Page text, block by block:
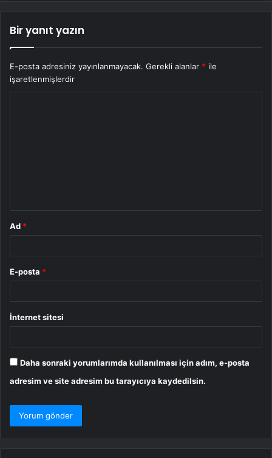
Bir yanıt yazın
E-posta adresiniz yayınlanmayacak. Gerekli alanlar * ile
işaretlenmişlerdir
Ad *
E-posta *
İnternet sitesi
Daha sonraki yorumlarımda kullanılması için adım, e-posta
adresim ve site adresim bu tarayıcıya kaydedilsin.